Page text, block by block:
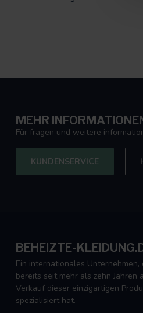
MEHR
Für fragen und weitere
KUNDENSERVICE
BEHEIZTE-
Ein internationales Unternehmen,
bereits seit mehr als zehn Jahren
Verkauf dieser einzigartigen
spezialisiert hat.